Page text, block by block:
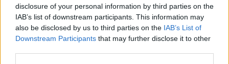
disclosure of your personal information by third parties on the
IAB’s list of downstream participants. This information may
also be disclosed by us to third parties on the IAB’s List of
Downstream Participants that may further disclose it to other
KEDVES OLVASÓNK!
A keresett cikk a portfolio.hu hírarchívumához
tartozik, melynek olvasása előfizetéses
regisztrációhoz kötött.